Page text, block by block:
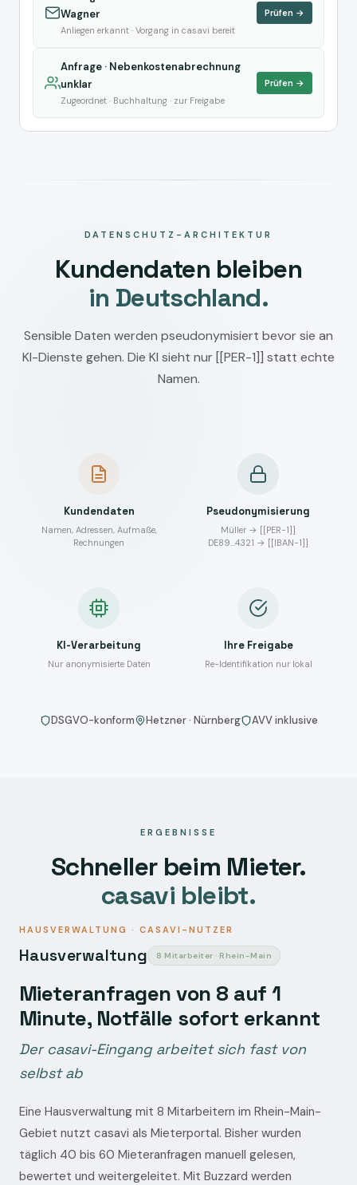
Wagner
Anliegen erkannt · Vorgang in casavi bereit
Prüfen →
Anfrage · Nebenkostenabrechnung
unklar
Zugeordnet · Buchhaltung · zur Freigabe
Prüfen →
DATENSCHUTZ-ARCHITEKTUR
Kundendaten bleiben
in Deutschland.
Sensible Daten werden pseudonymisiert bevor sie an
KI-Dienste gehen. Die KI sieht nur [[PER-1]] statt echte
Namen.
Kundendaten
Namen, Adressen, Aufmaße,
Rechnungen
Pseudonymisierung
Müller → [[PER-1]]
DE89…4321 → [[IBAN-1]]
KI-Verarbeitung
Nur anonymisierte Daten
Ihre Freigabe
Re-Identifikation nur lokal
DSGVO-konform Hetzner · Nürnberg AVV inklusive
ERGEBNISSE
Schneller beim Mieter.
casavi bleibt.
HAUSVERWALTUNG · CASAVI-NUTZER
Hausverwaltung 8 Mitarbeiter · Rhein-Main
Mieteranfragen von 8 auf 1
Minute, Notfälle sofort erkannt
Der casavi-Eingang arbeitet sich fast von
selbst ab
Eine Hausverwaltung mit 8 Mitarbeitern im Rhein-Main-
Gebiet nutzt casavi als Mieterportal. Bisher wurden
täglich 40 bis 60 Mieteranfragen manuell gelesen,
bewertet und weitergeleitet. Mit Buzzard werden